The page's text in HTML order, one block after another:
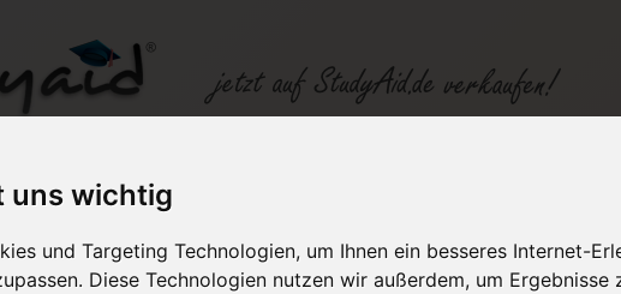
uns wichtig
und Targeting Technologien, um Ihnen ein besseres Internet-
Diese Technologien nutzen wir außerdem, um
verkaufen Kategorien